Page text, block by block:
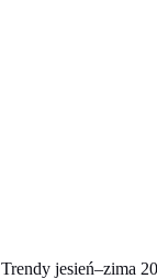
Trendy jesień–zima